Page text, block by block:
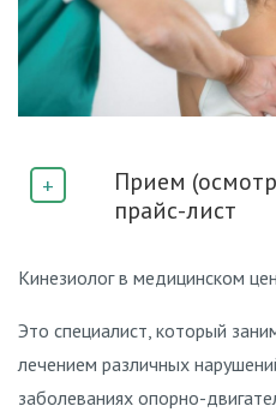
Прием
прайс-лист
Кинезиолог в медицинском
Это специалист, который
лечением различных
заболеваниях опорно-